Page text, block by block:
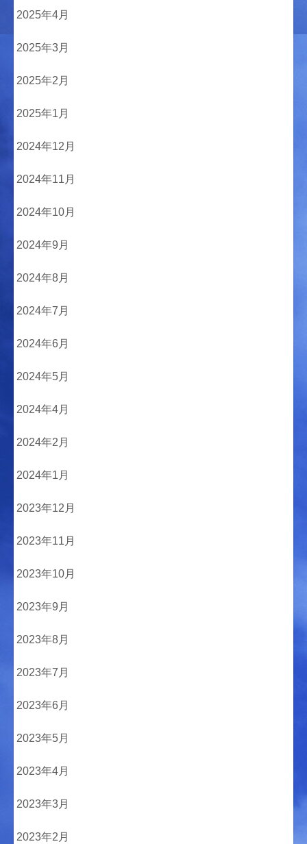
2025年4月
2025年3月
2025年2月
2025年1月
2024年12月
2024年11月
2024年10月
2024年9月
2024年8月
2024年7月
2024年6月
2024年5月
2024年4月
2024年2月
2024年1月
2023年12月
2023年11月
2023年10月
2023年9月
2023年8月
2023年7月
2023年6月
2023年5月
2023年4月
2023年3月
2023年2月